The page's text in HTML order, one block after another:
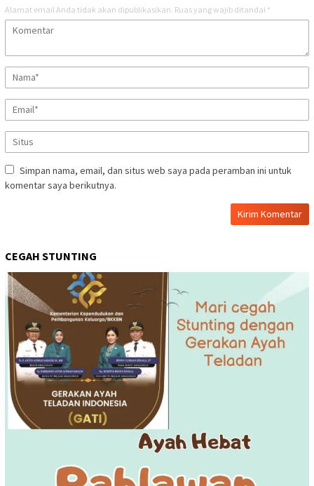
Alamat email Anda tidak akan dipublikasikan. Ruas yang wajib ditandai *
Simpan nama, email, dan situs web saya pada peramban ini untuk
komentar saya berikutnya.
CEGAH STUNTING